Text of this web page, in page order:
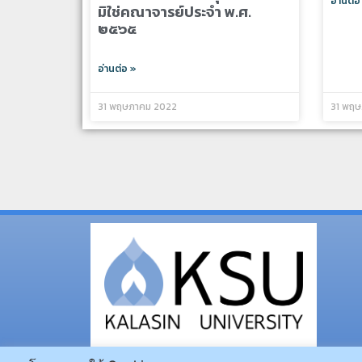
มิใช่คณาจารย์ประจำ พ.ศ.
๒๕๖๕
อ่านต่อ »
31 พฤษภาคม 2022 31 พฤ